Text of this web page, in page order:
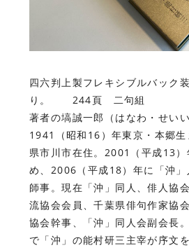
四六判上製フレキシブルバック
り。 244頁 二句組
著者の塙誠一郎
（はなわ・せい
1941（昭和16）年東京・本郷
県市川市在住。2001（平成13）
め、2006（平成18）年に 「沖」
師事。現在「沖」同人、俳人協
流協会会員、千葉県俳句作家協
協会幹事、「沖」同人会副会長
で「沖」の能村研三主宰が序文